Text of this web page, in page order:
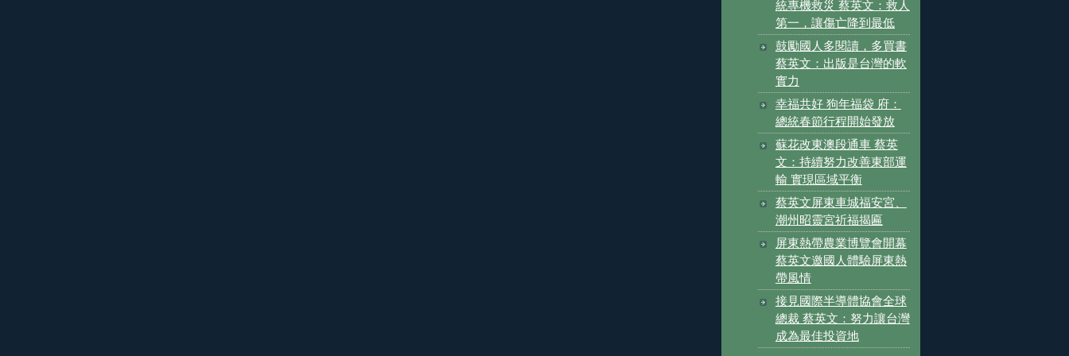
統專機救災 蔡英文：救人
第一，讓傷亡降到最低
鼓勵國人多閱讀，多買書
蔡英文：出版是台灣的軟
實力
幸福共好 狗年福袋 府：
總統春節行程開始發放
蘇花改東澳段通車 蔡英
文：持續努力改善東部運
輸 實現區域平衡
蔡英文屏東車城福安宮、
潮州昭靈宮祈福揭匾
屏東熱帶農業博覽會開幕
蔡英文邀國人體驗屏東熱
帶風情
接見國際半導體協會全球
總裁 蔡英文：努力讓台灣
成為最佳投資地